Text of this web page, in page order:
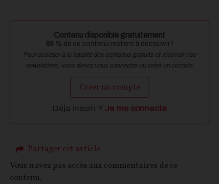
Contenu disponible gratuitement
65 % de ce contenu restent à découvrir !
Pour accéder à la totalité des contenus gratuits et recevoir nos
newsletters, vous devez vous connecter ou créer un compte.
Créer un compte
Déja inscrit ? Je me connecte
Partager cet article
Vous n'avez pas accès aux commentaires de ce
contenu.